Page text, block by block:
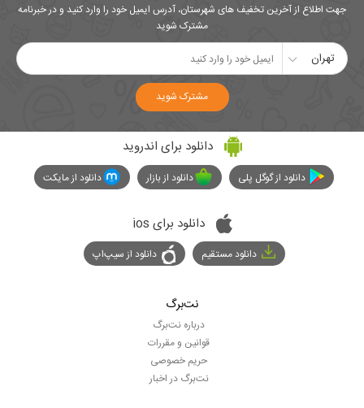
جهت اطلاع از آخرین تخفیف های شهرستان، آدرس ایمیل خود را وارد کنید و در خبرنامه
مشترک شوید
تهران
مشترک شوید
دانلود برای اندروید
دانلود از گوگل پلی دانلود از بازار دانلود از مایکت
دانلود برای ios
دانلود مستقیم دانلود از سیپ‌اپ
نت‌برگ
درباره نت‌برگ
قوانین و مقررات
حریم خصوصی
نت‌برگ در اخبار